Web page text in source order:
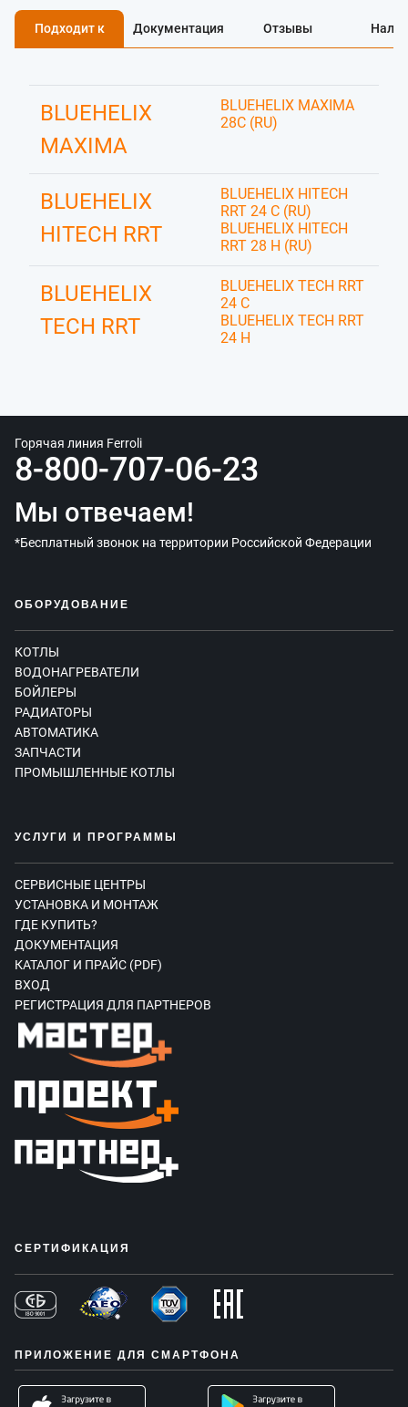
Подходит к Документация Отзывы
BLUEHELIX
MAXIMA
BLUEHELIX MAXIMA
28C (RU)
BLUEHELIX
HITECH RRT
BLUEHELIX HITECH
RRT 24 C (RU)
BLUEHELIX HITECH
RRT 28 H (RU)
BLUEHELIX
TECH RRT
BLUEHELIX TECH RRT
24 C
BLUEHELIX TECH RRT
24 H
Горячая линия Ferroli
8-800-707-06-23
Мы отвечаем!
*Бесплатный звонок на территории Российской Федерации
ОБОРУДОВАНИЕ
КОТЛЫ
ВОДОНАГРЕВАТЕЛИ
БОЙЛЕРЫ
РАДИАТОРЫ
АВТОМАТИКА
ЗАПЧАСТИ
ПРОМЫШЛЕННЫЕ КОТЛЫ
УСЛУГИ И ПРОГРАММЫ
СЕРВИСНЫЕ ЦЕНТРЫ
УСТАНОВКА И МОНТАЖ
ГДЕ КУПИТЬ?
ДОКУМЕНТАЦИЯ
КАТАЛОГ И ПРАЙС (PDF)
ВХОД
РЕГИСТРАЦИЯ ДЛЯ ПАРТНЕРОВ
СЕРТИФИКАЦИЯ
ПРИЛОЖЕНИЕ ДЛЯ СМАРТФОНА